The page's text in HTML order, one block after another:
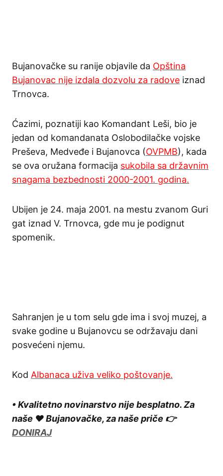
Bujanovačke su ranije objavile da Opština
Bujanovac nije izdala dozvolu za radove iznad
Trnovca.
Ćazimi, poznatiji kao Komandant Leši, bio je
jedan od komandanata Oslobodilačke vojske
Preševa, Medveđe i Bujanovca (OVPMB), kada
se ova oružana formacija sukobila sa državnim
snagama bezbednosti 2000-2001. godina.
Ubijen je 24. maja 2001. na mestu zvanom Guri
gat iznad V. Trnovca, gde mu je podignut
spomenik.
Sahranjen je u tom selu gde ima i svoj muzej, a
svake godine u Bujanovcu se održavaju dani
posvećeni njemu.
Kod Albanaca uživa veliko poštovanje.
• Kvalitetno novinarstvo nije besplatno. Za
naše ❤️ Bujanovačke, za naše priče 👉
DONIRAJ